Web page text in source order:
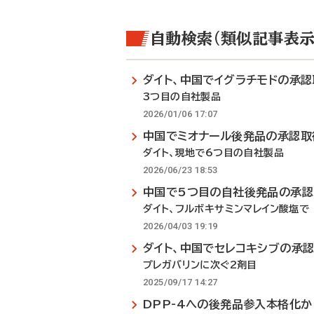
自動検索（類似記事表示
ダイト、中国でイグラチモドの承
3つ目の自社製品
2026/01/06 17:07
中国でミオナール後発品の承認取
ダイト、現地で6つ目の自社製品
2026/06/23 18:53
中国で5つ目の自社後発品の承
ダイト、フルボキサミンマレイン酸塩で
2026/04/03 19:19
ダイト、中国でセレコキシブの承
プレガバリンに次ぐ2剤目
2025/09/17 14:27
DPP-4への後発品参入本格化か